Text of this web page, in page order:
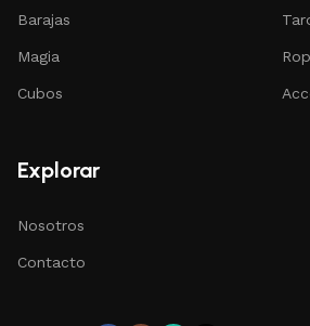
Barajas
Magia
Cubos
Explorar
Nosotros
Contacto